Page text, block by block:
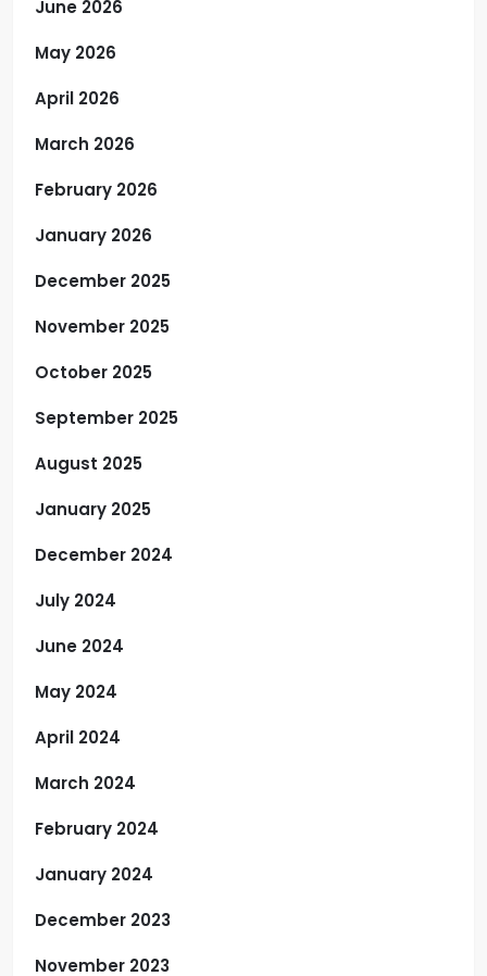
June 2026
May 2026
April 2026
March 2026
February 2026
January 2026
December 2025
November 2025
October 2025
September 2025
August 2025
January 2025
December 2024
July 2024
June 2024
May 2024
April 2024
March 2024
February 2024
January 2024
December 2023
November 2023